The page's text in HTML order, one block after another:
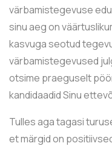
värbamistegevuse
sinu aeg on
kasvuga seotud
värbamistegevused
otsime praeguselt
kandidaadid Sinu
Tulles aga tagasi
et märgid on